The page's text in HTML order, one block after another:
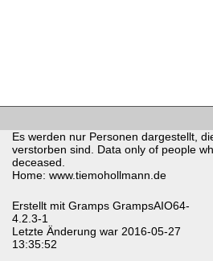
Es werden nur Personen dargestellt,
verstorben sind. Data only of people
deceased.
Home: www.tiemohollmann.de
Erstellt mit Gramps GrampsAIO64-
4.2.3-1
Letzte Änderung war 2016-05-27
13:35:52